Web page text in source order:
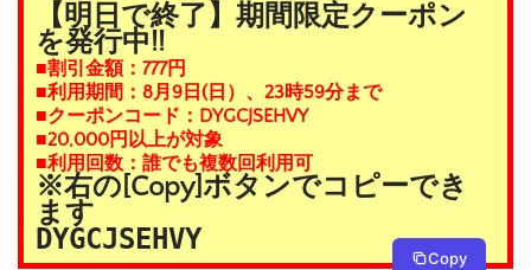
【明日で終了】期間限定クーポン
を発行中!!
■割引金額：777円
■利用期間：8月9日(日）、23時59分まで
■クーポンコード：DYGCJSEHVY
■20,000円以上が対象
■利用回数：誰でも複数回利用可
※右の[Copy]ボタンでコピーでき
ます
DYGCJSEHVY
Copy